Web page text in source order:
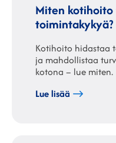
Miten
toimintakykyä?
Kotihoito hidastaa
ja mahdollistaa
kotona – lue miten.
Lue lisää